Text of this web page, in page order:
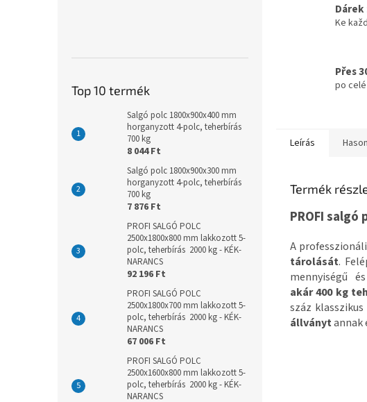
Top 10 termék
Salgó polc 1800x900x400 mm
horganyzott 4-polc, teherbírás
700 kg
8 044 Ft
Salgó polc 1800x900x300 mm
horganyzott 4-polc, teherbírás
700 kg
7 876 Ft
PROFI SALGÓ POLC
2500x1800x800 mm lakkozott 5-
polc, teherbírás 2000 kg - KÉK-
NARANCS
92 196 Ft
PROFI SALGÓ POLC
2500x1800x700 mm lakkozott 5-
polc, teherbírás 2000 kg - KÉK-
NARANCS
67 006 Ft
PROFI SALGÓ POLC
2500x1600x800 mm lakkozott 5-
polc, teherbírás 2000 kg - KÉK-
NARANCS
Ke
Přes
po celé
Leírás
Termék
PROFI salgó
A
tárolását.
mennyiségű
akár 400 kg
száz
állványtannak